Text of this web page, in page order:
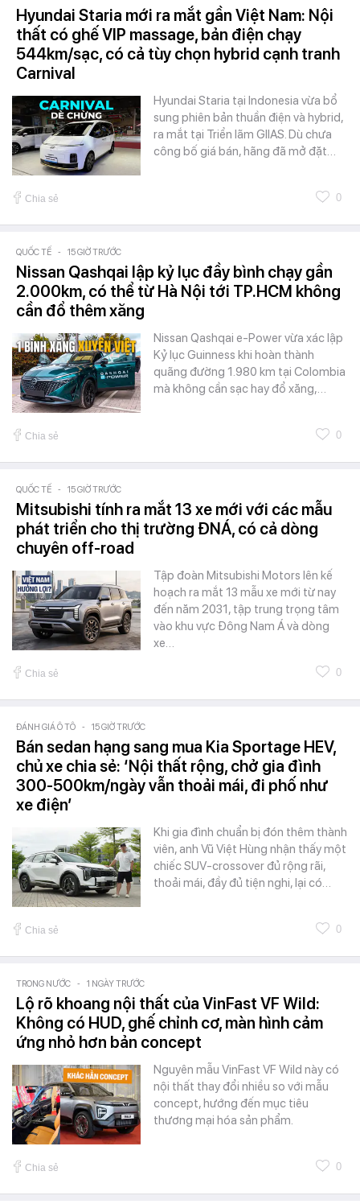
Hyundai Staria mới ra mắt gần Việt Nam: Nội
thất có ghế VIP massage, bản điện chạy
544km/sạc, có cả tùy chọn hybrid cạnh tranh
Carnival
Hyundai Staria tại Indonesia vừa bổ
sung phiên bản thuần điện và hybrid,
ra mắt tại Triển lãm GIIAS. Dù chưa
công bố giá bán, hãng đã mở đặt…
Chia sẻ 0
QUỐC TẾ - 15 GIỜ TRƯỚC
Nissan Qashqai lập kỷ lục đầy bình chạy gần
2.000km, có thể từ Hà Nội tới TP.HCM không
cần đổ thêm xăng
Nissan Qashqai e-Power vừa xác lập
Kỷ lục Guinness khi hoàn thành
quãng đường 1.980 km tại Colombia
mà không cần sạc hay đổ xăng,…
Chia sẻ 0
QUỐC TẾ - 15 GIỜ TRƯỚC
Mitsubishi tính ra mắt 13 xe mới với các mẫu
phát triển cho thị trường ĐNÁ, có cả dòng
chuyên off-road
Tập đoàn Mitsubishi Motors lên kế
hoạch ra mắt 13 mẫu xe mới từ nay
đến năm 2031, tập trung trọng tâm
vào khu vực Đông Nam Á và dòng
xe…
Chia sẻ 0
ĐÁNH GIÁ Ô TÔ - 15 GIỜ TRƯỚC
Bán sedan hạng sang mua Kia Sportage HEV,
chủ xe chia sẻ: ‘Nội thất rộng, chở gia đình
300-500km/ngày vẫn thoải mái, đi phố như
xe điện’
Khi gia đình chuẩn bị đón thêm thành
viên, anh Vũ Việt Hùng nhận thấy một
chiếc SUV-crossover đủ rộng rãi,
thoải mái, đầy đủ tiện nghi, lại có…
Chia sẻ 0
TRONG NƯỚC - 1 NGÀY TRƯỚC
Lộ rõ khoang nội thất của VinFast VF Wild:
Không có HUD, ghế chỉnh cơ, màn hình cảm
ứng nhỏ hơn bản concept
Nguyên mẫu VinFast VF Wild này có
nội thất thay đổi nhiều so với mẫu
concept, hướng đến mục tiêu
thương mại hóa sản phẩm.
Chia sẻ 0